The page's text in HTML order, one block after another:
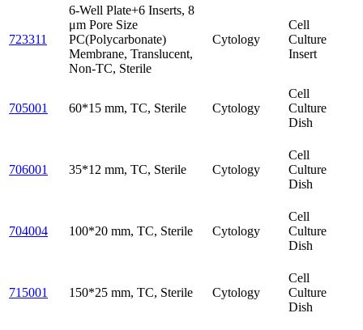
723311
6-Well Plate+6 Inserts, 8
μm Pore Size
PC(Polycarbonate)
Membrane, Translucent,
Non-TC, Sterile
Cytology
Cell
Culture
Insert
705001 60*15 mm, TC, Sterile Cytology
Cell
Culture
Dish
706001 35*12 mm, TC, Sterile Cytology
Cell
Culture
Dish
704004 100*20 mm, TC, Sterile Cytology
Cell
Culture
Dish
715001 150*25 mm, TC, Sterile Cytology
Cell
Culture
Dish